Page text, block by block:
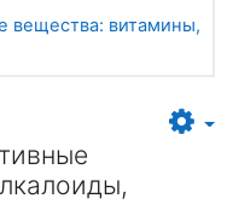
вещества: витамины,